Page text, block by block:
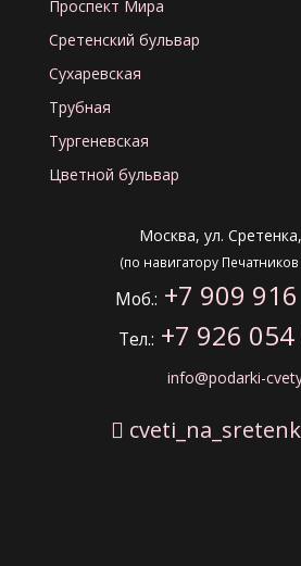
Проспект Мира
Сретенский бульвар
Сухаревская
Трубная
Тургеневская
Цветной бульвар
Москва, ул.
(по навигатору
Моб.: +7 909
Тел.: +7 926
info@podarki-